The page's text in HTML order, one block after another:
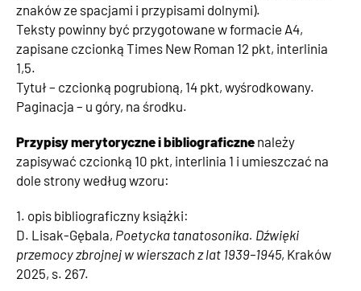
znaków ze spacjami i przypisami dolnymi).
Teksty powinny być przygotowane w formacie A4,
zapisane czcionką Times New Roman 12 pkt, interlinia
1,5.
Tytuł – czcionką pogrubioną, 14 pkt, wyśrodkowany.
Paginacja – u góry, na środku.
Przypisymerytoryczne i bibliograficznenależy
zapisywać czcionką 10 pkt, interlinia 1 i umieszczać na
dole strony według wzoru:
1. opis bibliograficzny książki:
D. Lisak-Gębala, Poetycka tanatosonika. Dźwięki
przemocy zbrojnej w wierszach z lat 1939–1945, Kraków
2025, s. 267.